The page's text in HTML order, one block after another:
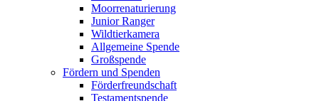
Moorrenaturierung
Junior Ranger
Wildtierkamera
Allgemeine Spende
Großspende
Fördern und Spenden
Förderfreundschaft
Testamentspende